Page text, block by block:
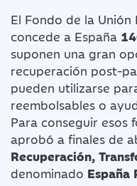
El Fondo de la
concede a España
suponen una gran
recuperación post-
pueden utilizarse
reembolsables o
Para conseguir esos
aprobó a finales de
Recuperación,
denominado España